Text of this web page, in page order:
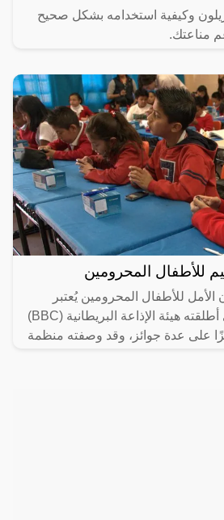
وكيفية استخدامه بشكل صحيح
مناعتك.
للأطفال المحرومين
للأطفال المحرومين يُعتبر
برنامج "درس" الذي أطلقته هيئة الإذاعة البريطانية (BBC)
على عدة جوائز، وقد وصفته منظمة